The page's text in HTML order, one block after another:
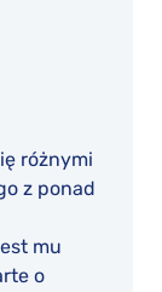
różnymi
z ponad
mu
o